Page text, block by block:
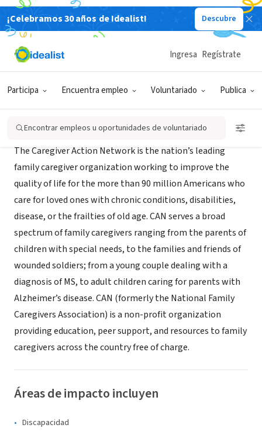
¡Celebramos 30 años de Idealist! Descubre
Participa Encuentra empleo Voluntariado Publica
Ingresa Regístrate
Encontrar empleos u oportunidades de voluntariado
ORGANIZACIÓN SIN FIN DE LUCRO
Caregiver Action Network
The Caregiver Action Network is the nation’s leading
family caregiver organization working to improve the
quality of life for the more than 90 million Americans who
care for loved ones with chronic conditions, disabilities,
disease, or the frailties of old age. CAN serves a broad
spectrum of family caregivers ranging from the parents of
children with special needs, to the families and friends of
wounded soldiers; from a young couple dealing with a
diagnosis of MS, to adult children caring for parents with
Alzheimer’s disease. CAN (formerly the National Family
Caregivers Association) is a non-profit organization
providing education, peer support, and resources to family
caregivers across the country free of charge.
Áreas de impacto incluyen
Discapacidad